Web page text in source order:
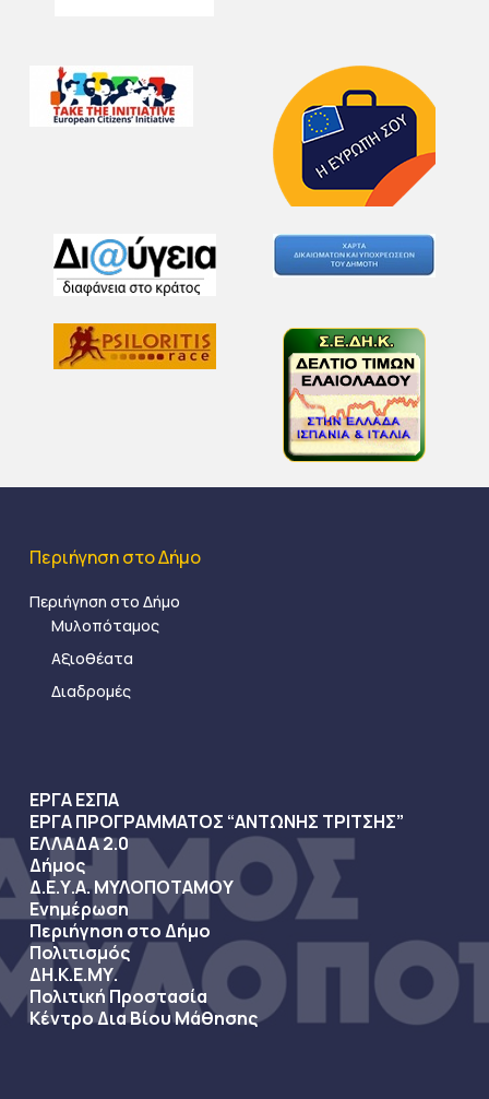
Περιήγηση στο Δήμο
Περιήγηση στο Δήμο
Μυλοπόταμος
Αξιοθέατα
Διαδρομές
ΕΡΓΑ ΕΣΠΑ
ΕΡΓΑ ΠΡΟΓΡΑΜΜΑΤΟΣ “ΑΝΤΩΝΗΣ ΤΡΙΤΣΗΣ”
ΕΛΛΑΔΑ 2.0
Δήμος
Δ.Ε.Υ.Α. ΜΥΛΟΠΟΤΑΜΟΥ
Ενημέρωση
Περιήγηση στο Δήμο
Πολιτισμός
ΔΗ.Κ.Ε.ΜΥ.
Πολιτική Προστασία
Κέντρο Δια Βίου Μάθησης